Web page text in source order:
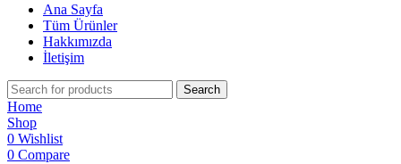
Ana Sayfa
Tüm Ürünler
Hakkımızda
İletişim
Search
Home
Shop
0 Wishlist
0 Compare